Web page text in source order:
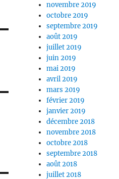
novembre 2019
octobre 2019
septembre 2019
août 2019
juillet 2019
juin 2019
mai 2019
avril 2019
mars 2019
février 2019
janvier 2019
décembre 2018
novembre 2018
octobre 2018
septembre 2018
août 2018
juillet 2018